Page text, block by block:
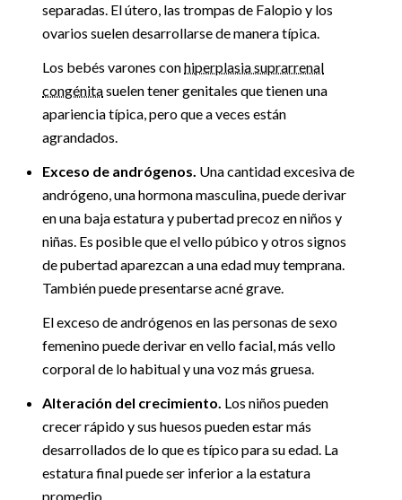
separadas. El útero, las trompas de Falopio y los
ovarios suelen desarrollarse de manera típica.
Los bebés varones conhiperplasia suprarrenal
congénitasuelen tener genitales que tienen una
apariencia típica, pero que a veces están
agrandados.
Exceso de andrógenos. Una cantidad excesiva de
andrógeno, una hormona masculina, puede derivar
en una baja estatura y pubertad precoz en niños y
niñas. Es posible que el vello púbico y otros signos
de pubertad aparezcan a una edad muy temprana.
También puede presentarse acné grave.
El exceso de andrógenos en las personas de sexo
femenino puede derivar en vello facial, más vello
corporal de lo habitual y una voz más gruesa.
Alteración del crecimiento. Los niños pueden
crecer rápido y sus huesos pueden estar más
desarrollados de lo que es típico para su edad. La
estatura final puede ser inferior a la estatura
promedio.